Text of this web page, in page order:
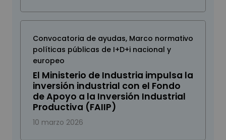
Convocatoria de ayudas, Marco normativo
políticas públicas de I+D+i nacional y
europeo
El Ministerio de Industria impulsa la
inversión industrial con el Fondo
de Apoyo a la Inversión Industrial
Productiva (FAIIP)
10 marzo 2026